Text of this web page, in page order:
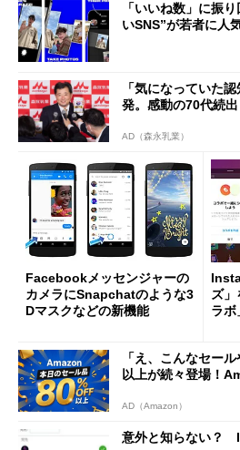
「いいね数」に振
いSNS”が若者に人
「気になっていた
発。感動の70代続出
AD（森永乳業）
Facebookメッセンジャーの
カメラにSnapchatのような3
Dマスクなどの新機能
ズ
ラボ
「え、こんなセー
以上が続々登場！
AD（Amazon）
意外と知らない？